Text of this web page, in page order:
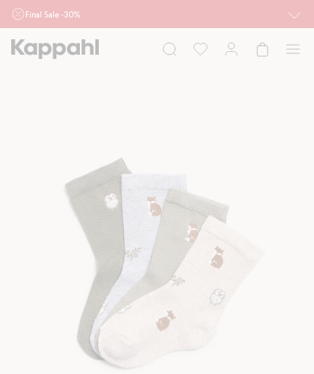
Final Sale -30%
działu outlet do 10.8 w sklepach Kappahl i Newbie oraz na kappahl.com. Ofert
nie łączymy